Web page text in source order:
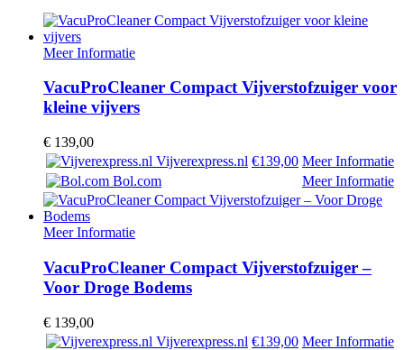
Meer Informatie
VacuProCleaner Compact Vijverstofzuiger voor
kleine vijvers
€ 139,00
Vijverexpress.nl €139,00 Meer Informatie
Bol.com
Meer Informatie
Meer Informatie
VacuProCleaner Compact Vijverstofzuiger –
Voor Droge Bodems
€ 139,00
Vijverexpress.nl €139,00 Meer Informatie